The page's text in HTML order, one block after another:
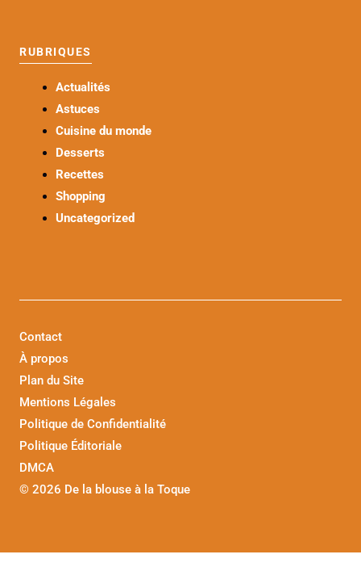
RUBRIQUES
Actualités
Astuces
Cuisine du monde
Desserts
Recettes
Shopping
Uncategorized
© 2026 De la blouse à la Toque
Contact
À propos
Plan du Site
Mentions Légales
Politique de Confidentialité
Politique Éditoriale
DMCA